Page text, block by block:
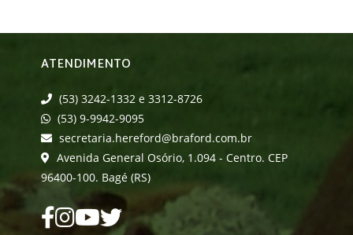
ATENDIMENTO
(53) 3242-1332 e 3312-8726
(53) 9-9942-9095
secretaria.hereford@braford.com.br
Avenida General Osório, 1.094 - Centro. CEP
96400-100. Bagé (RS)